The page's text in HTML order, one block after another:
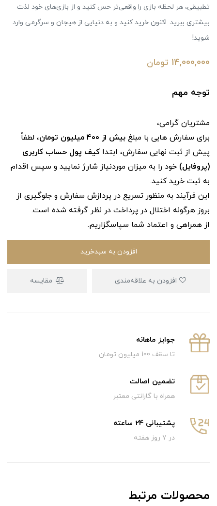
تطبیقی، هر لحظه بازی را واقعی‌تر حس کنید و از بازی‌های خود لذت
بیشتری ببرید. اکنون خرید کنید و به دنیایی از هیجان و سرگرمی وارد
شوید!
14,000,000 تومان
توجه مهم
مشتریان گرامی،
برای سفارش‌ هایی با مبلغ بیش از ۴۰۰ میلیون تومان
، لطفاً
پیش از ثبت نهایی سفارش، ابتدا کیف پول حساب کاربری
(پروفایل) خود را به میزان موردنیاز شارژ نمایید و سپس اقدام
به ثبت خرید کنید.
این فرآیند به‌ منظور تسریع در پردازش سفارش و جلوگیری از
بروز هرگونه اختلال در پرداخت در نظر گرفته شده است.
از همراهی و اعتماد شما سپاسگزاریم.
افزودن به سبدخرید
مقایسه
جوایز ماهانه
تا سقف 100 میلیون تومان
تضمین اصالت
همراه با گارانتی معتبر
پشتیبانی 24 ساعته
در 7 روز هفته
محصولات مرتبط